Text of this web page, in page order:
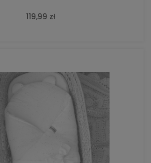
119,99 zł